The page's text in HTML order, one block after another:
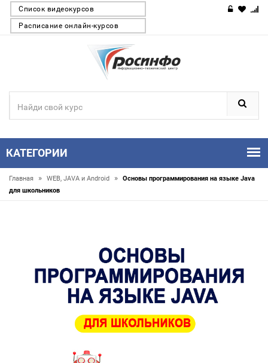
Список видеокурсов
Расписание онлайн-курсов
КАТЕГОРИИ
Главная » WEB, JAVA и Android »
Основы программирования на языке Java
для школьников